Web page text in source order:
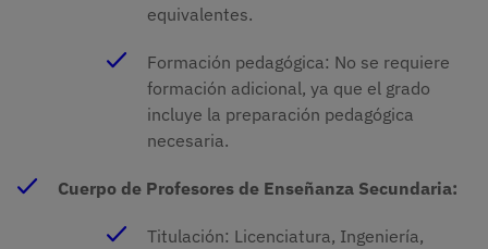
equivalentes.
Formación pedagógica: No se requiere
formación adicional, ya que el grado
incluye la preparación pedagógica
necesaria.
Cuerpo de Profesores de Enseñanza Secundaria:
Titulación: Licenciatura, Ingeniería,